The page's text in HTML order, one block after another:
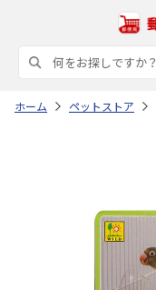
ホーム ペットストア